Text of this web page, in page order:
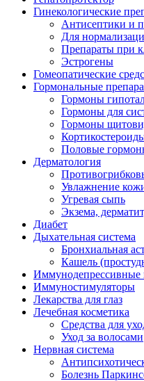
Гинекологические
Антисептики и
Для
Препараты при
Эстрогены
Гомеопатические
Гормональные
Гормоны
Гормоны для
Гормоны
Половые
Дерматология
Увлажнение
Угревая сыпь
Экзема,
Диабет
Дыхательная система
Бронхиальная
Кашель
Иммунодепрессивные
Иммуностимуляторы
Лекарства для глаз
Лечебная косметика
Средства для
Уход за волосами
Нервная система
Болезнь